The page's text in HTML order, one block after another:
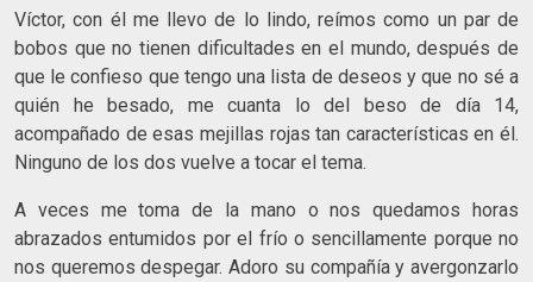
Víctor, con él me llevo de lo lindo, reímos como un par de
bobos que no tienen dificultades en el mundo, después de
que le confieso que tengo una lista de deseos y que no sé a
quién he besado, me cuanta lo del beso de día 14,
acompañado de esas mejillas rojas tan características en él.
Ninguno de los dos vuelve a tocar el tema.
A veces me toma de la mano o nos quedamos horas
abrazados entumidos por el frío o sencillamente porque no
nos queremos despegar. Adoro su compañía y avergonzarlo